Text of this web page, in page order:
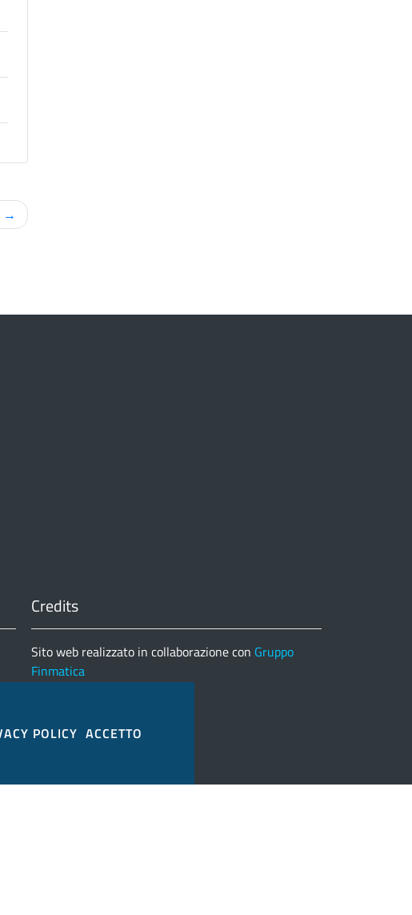
→
Credits
Sito web realizzato in collaborazione con Gruppo
Finmatica
POLICY ACCETTO